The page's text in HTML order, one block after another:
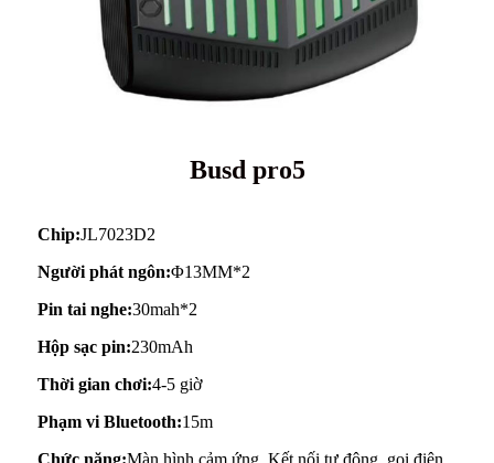
Busd pro5
Chip:JL7023D2
Người phát ngôn:Φ13MM*2
Pin tai nghe:30mah*2
Hộp sạc pin:230mAh
Thời gian chơi:4-5 giờ
Phạm vi Bluetooth:15m